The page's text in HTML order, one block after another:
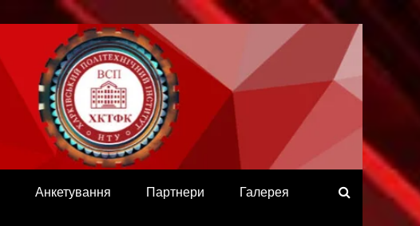
Анкетування Партнери Галерея